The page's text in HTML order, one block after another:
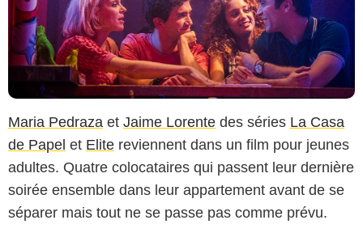
Maria Pedraza et Jaime Lorente des séries La Casa
de Papel et Elite reviennent dans un film pour jeunes
adultes. Quatre colocataires qui passent leur dernière
soirée ensemble dans leur appartement avant de se
séparer mais tout ne se passe pas comme prévu.